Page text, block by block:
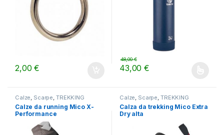
2,00€ 43,00€
48,00€
Questo prodotto ha più
Calze, Scarpe, TREKKING
Calze da running Mico X-
Performance
Calze, Scarpe, TREKKING
Calza da trekking Mico Extra
Dry alta